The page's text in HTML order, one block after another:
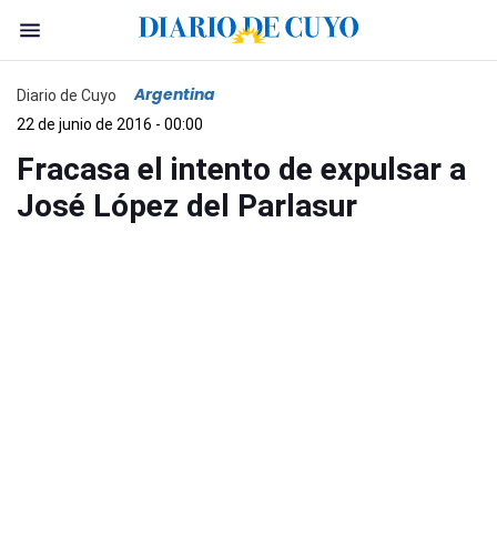
Diario de Cuyo Argentina
22 de junio de 2016 - 00:00
Fracasa el intento de expulsar a
José López del Parlasur